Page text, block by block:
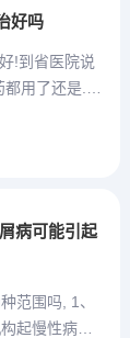
“铁杆中医”—
好吗
!到省医院说
用了还是...
癣（大部分
严重；最好
病可能引起
范围吗, 1、
起慢性病付